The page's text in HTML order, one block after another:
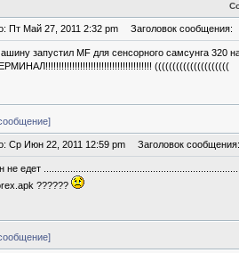
Пт Май 27, 2011 2:32 pm Заголовок сообщения:
запустил MF для сенсорного самсунга
(((((((((((((((((((((
Ср Июн 22, 2011 12:59 pm Заголовок сообщения:
не едет
??????